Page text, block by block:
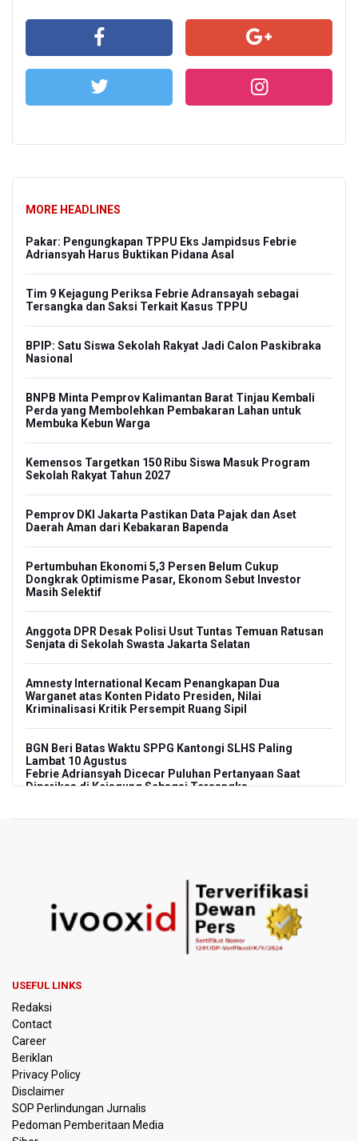
MORE HEADLINES
Pakar: Pengungkapan TPPU Eks Jampidsus Febrie
Adriansyah Harus Buktikan Pidana Asal
Tim 9 Kejagung Periksa Febrie Adransayah sebagai
Tersangka dan Saksi Terkait Kasus TPPU
BPIP: Satu Siswa Sekolah Rakyat Jadi Calon Paskibraka
Nasional
BNPB Minta Pemprov Kalimantan Barat Tinjau Kembali
Perda yang Membolehkan Pembakaran Lahan untuk
Membuka Kebun Warga
Kemensos Targetkan 150 Ribu Siswa Masuk Program
Sekolah Rakyat Tahun 2027
Pemprov DKI Jakarta Pastikan Data Pajak dan Aset
Daerah Aman dari Kebakaran Bapenda
Pertumbuhan Ekonomi 5,3 Persen Belum Cukup
Dongkrak Optimisme Pasar, Ekonom Sebut Investor
Masih Selektif
Anggota DPR Desak Polisi Usut Tuntas Temuan Ratusan
Senjata di Sekolah Swasta Jakarta Selatan
Amnesty International Kecam Penangkapan Dua
Warganet atas Konten Pidato Presiden, Nilai
Kriminalisasi Kritik Persempit Ruang Sipil
BGN Beri Batas Waktu SPPG Kantongi SLHS Paling
Lambat 10 Agustus
Febrie Adriansyah Dicecar Puluhan Pertanyaan Saat
Diperiksa di Kejagung Sebagai Tersangka
SEA V Cup 2026: Timnas Voli Putri Indonesia Menang
Lawan Vietnam 3-2
Kebakaran Landa Gedung Bapenda DKI Jakarta
PSSI Evaluasi TImnas Indonesia Setelah Gagal Tembus
Ditahan Imbang Singapura 1-1
Pemerintah Matangkan Rencana Pembaruan Buku Ajar
Nasional
Pendakian Gunung Gede Pangrango Ditutup karena
USEFUL LINKS
Redaksi
Contact
Career
Beriklan
Privacy Policy
Disclaimer
SOP Perlindungan Jurnalis
Pedoman Pemberitaan Media